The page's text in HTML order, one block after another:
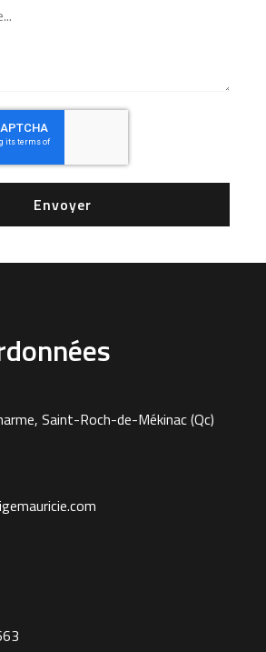
Envoyer
Saint-Roch-de-Mékinac (Qc)